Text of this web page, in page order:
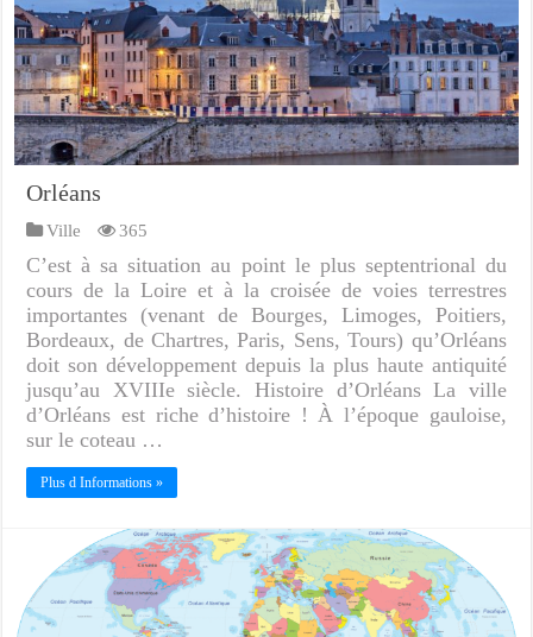
Orléans
Ville 365
C’est à sa situation au point le plus septentrional du
cours de la Loire et à la croisée de voies terrestres
importantes (venant de Bourges, Limoges, Poitiers,
Bordeaux, de Chartres, Paris, Sens, Tours) qu’Orléans
doit son développement depuis la plus haute antiquité
jusqu’au XVIIIe siècle. Histoire d’Orléans La ville
d’Orléans est riche d’histoire ! À l’époque gauloise,
sur le coteau …
Plus d Informations »